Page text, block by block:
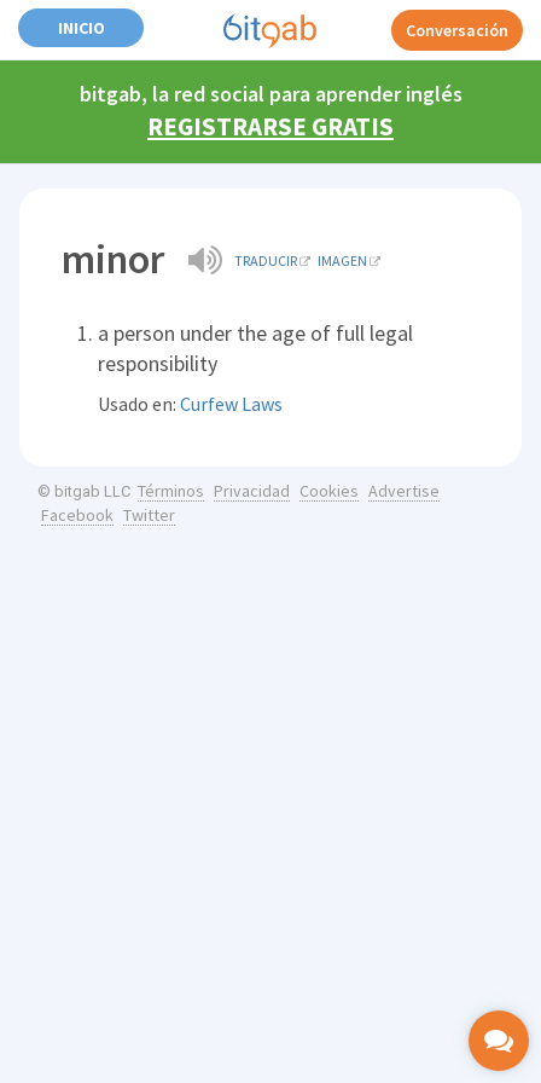
INICIO Conversación
bitgab, la red social para aprender inglés
REGISTRARSE GRATIS
minor TRADUCIR IMAGEN
a person under the age of full legal
responsibility
Usado en:Curfew Laws
© bitgab LLC Términos Privacidad Cookies Advertise
Facebook Twitter